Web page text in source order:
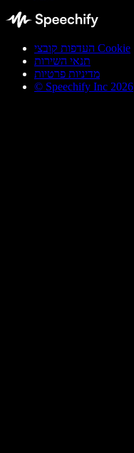
העדפות קובצי Cookie
תנאי השירות
מדיניות פרטיות
© Speechify Inc 2026